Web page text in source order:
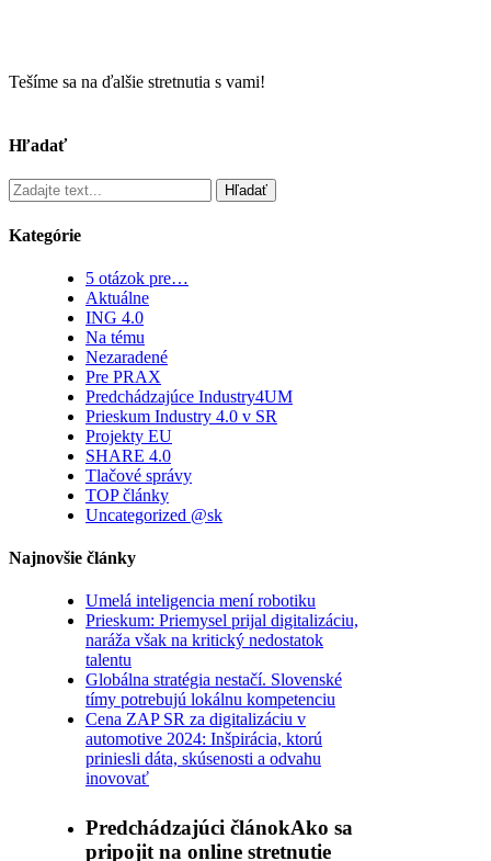
Tešíme sa na ďalšie stretnutia s vami!
Hľadať
Hľadať
Kategórie
5 otázok pre…
Aktuálne
ING 4.0
Na tému
Nezaradené
Pre PRAX
Predchádzajúce Industry4UM
Prieskum Industry 4.0 v SR
Projekty EU
SHARE 4.0
Tlačové správy
TOP články
Uncategorized @sk
Najnovšie články
Umelá inteligencia mení robotiku
Prieskum: Priemysel prijal digitalizáciu,
naráža však na kritický nedostatok
talentu
Globálna stratégia nestačí. Slovenské
tímy potrebujú lokálnu kompetenciu
Cena ZAP SR za digitalizáciu v
automotive 2024: Inšpirácia, ktorú
priniesli dáta, skúsenosti a odvahu
inovovať
Predchádzajúci článokAko sa
pripojit na online stretnutie